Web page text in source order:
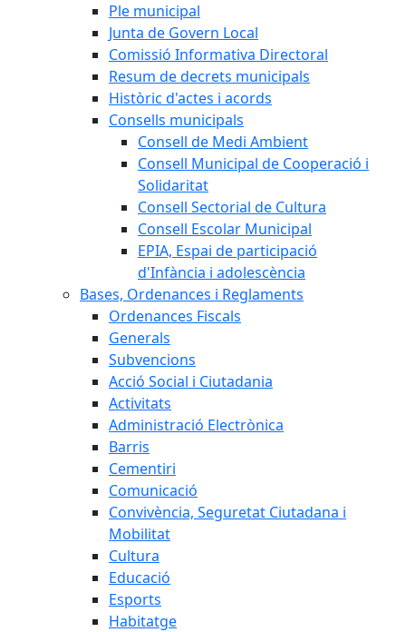
Ple municipal
Junta de Govern Local
Comissió Informativa Directoral
Resum de decrets municipals
Històric d'actes i acords
Consells municipals
Consell de Medi Ambient
Consell Municipal de Cooperació i
Solidaritat
Consell Sectorial de Cultura
Consell Escolar Municipal
EPIA, Espai de participació
d'Infància i adolescència
Bases, Ordenances i Reglaments
Ordenances Fiscals
Generals
Subvencions
Acció Social i Ciutadania
Activitats
Administració Electrònica
Barris
Cementiri
Comunicació
Convivència, Seguretat Ciutadana i
Mobilitat
Cultura
Educació
Esports
Habitatge